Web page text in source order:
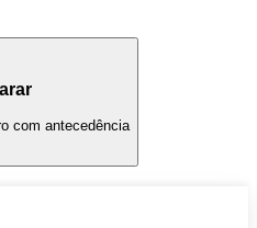
com antecedência